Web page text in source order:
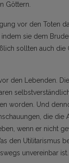
Göttern.
vor den Toten
sie dem
sollten auch
den Lebenden.
worden. Und
die die
wenn er nicht
den Utilitarismus
unvereinbar